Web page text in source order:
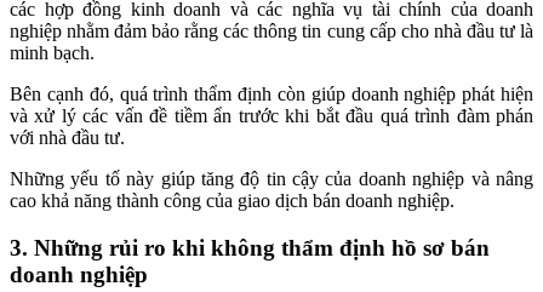
các hợp đồng kinh doanh và các nghĩa vụ tài chính của doanh
nghiệp nhằm đảm bảo rằng các thông tin cung cấp cho nhà đầu tư là
minh bạch.
Bên cạnh đó, quá trình thẩm định còn giúp doanh nghiệp phát hiện
và xử lý các vấn đề tiềm ẩn trước khi bắt đầu quá trình đàm phán
với nhà đầu tư.
Những yếu tố này giúp tăng độ tin cậy của doanh nghiệp và nâng
cao khả năng thành công của giao dịch bán doanh nghiệp.
3. Những rủi ro khi không thẩm định hồ sơ bán
doanh nghiệp